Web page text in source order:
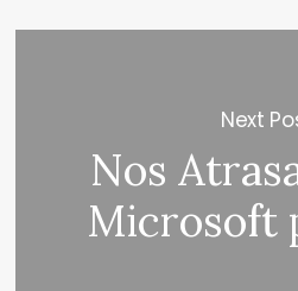
Next
Nos
Microsoft